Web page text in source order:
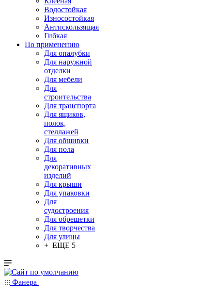
Водостойкая
Износостойкая
Антискользящая
Гибкая
По применению
Для опалубки
Для наружной
отделки
Для мебели
Для
строительства
Для транспорта
Для ящиков,
полок,
стеллажей
Для обшивки
Для пола
Для
декоративных
изделий
Для крыши
Для упаковки
Для
судостроения
Для обрешетки
Для творчества
Для улицы
+ ЕЩЕ 5
Фанера